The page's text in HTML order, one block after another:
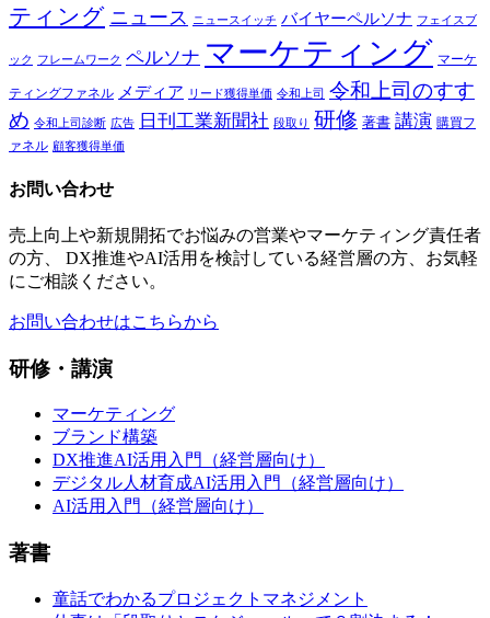
ティング ニュース ニュースイッチ バイヤーペルソナ フェイスブ
ック フレームワーク ペルソナ マーケティング マーケ
ティングファネル メディア リード獲得単価 令和上司 令和上司のすす
め 令和上司診断 広告 日刊工業新聞社 段取り 研修 著書 講演 購買フ
ァネル 顧客獲得単価
お問い合わせ
売上向上や新規開拓でお悩みの営業やマーケティング責任者
の方、 DX推進やAI活用を検討している経営層の方、お気軽
にご相談ください。
お問い合わせはこちらから
研修・講演
マーケティング
ブランド構築
DX推進AI活用入門（経営層向け）
デジタル人材育成AI活用入門（経営層向け）
AI活用入門（経営層向け）
著書
童話でわかるプロジェクトマネジメント